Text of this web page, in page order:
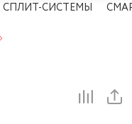
СПЛИТ-СИСТЕМЫ